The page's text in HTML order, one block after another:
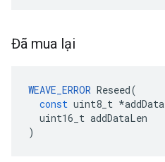
Đã mua lại
WEAVE_ERROR Reseed(
const uint8_t *addData
uint16_t addDataLen
)